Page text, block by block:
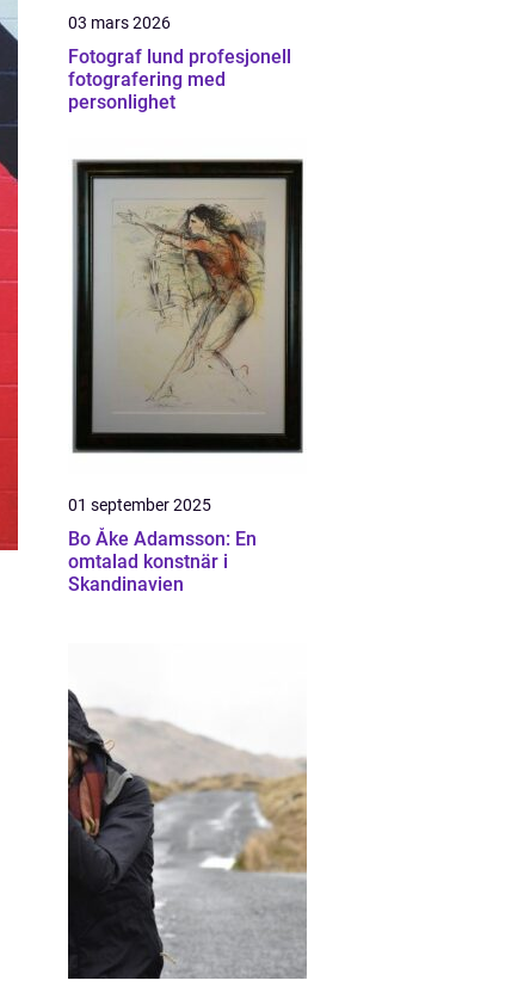
03 mars 2026
Fotograf lund profesjonell
fotografering med
personlighet
01 september 2025
Bo Åke Adamsson: En
omtalad konstnär i
Skandinavien